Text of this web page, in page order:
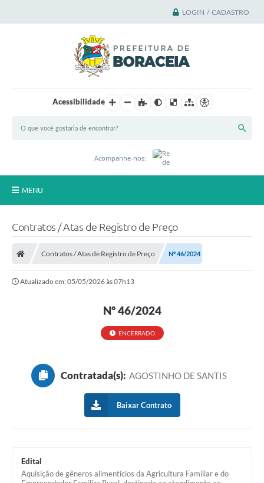
LOGIN / CADASTRO
Acessibilidade
Acompanhe-nos:
MENU
Notícias
Multimídia
Empregos & Oportunidades
Galeria de Fotos
Contratos / Atas de Registro de Preço
Contratos / Atas de Registro de Preço Nº 46/2024
Atualizado em: 05/05/2026 às 07h13
Nº 46/2024
ENCERRADO
Contratada(s): AGOSTINHO DE SANTIS
Baixar Contrato
Edital
Aquisição de gêneros alimentícios da Agricultura Familiar e do